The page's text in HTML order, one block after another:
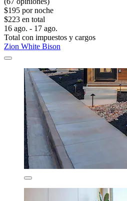
$195 por noche
$223 en total
16 ago. - 17 ago.
Total con impuestos y cargos
Zion White Bison